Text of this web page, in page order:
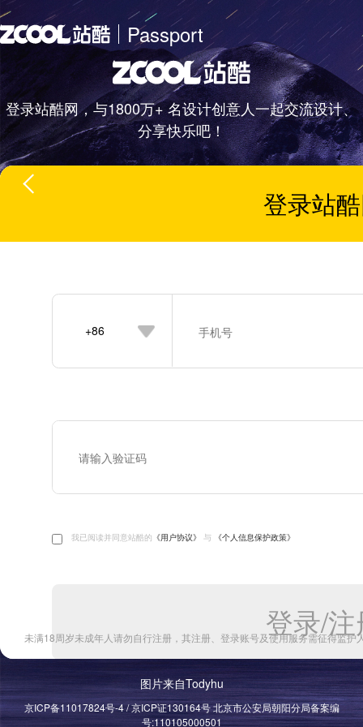
Passport
登录站酷网，与1800万+ 名设计创意人一起交流设计、
分享快乐吧！
图片来自Todyhu
京ICP备11017824号-4 / 京ICP证130164号 北京市公安局朝阳分局备案编
号:110105000501